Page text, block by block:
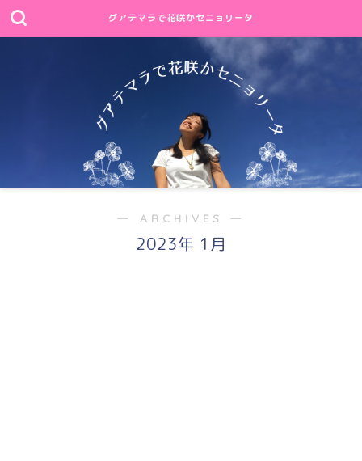
グアテマラで花咲かセニョリータ
― ARCHIVES ―
2023年 1月